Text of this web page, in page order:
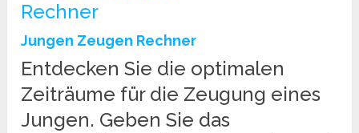
Jungen Zeugen Rechner
Entdecken Sie die optimalen
Zeiträume für die Zeugung eines
Jungen. Geben Sie das